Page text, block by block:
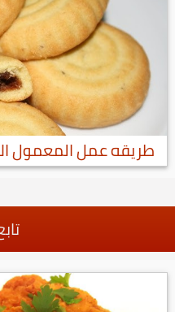
طريقه عمل المعمول